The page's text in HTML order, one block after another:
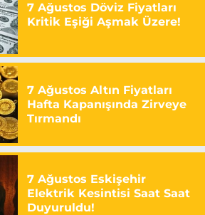
7 Ağustos Döviz Fiyatları
Kritik Eşiği Aşmak Üzere!
7 Ağustos Altın Fiyatları
Hafta Kapanışında Zirveye
Tırmandı
7 Ağustos Eskişehir
Elektrik Kesintisi Saat Saat
Duyuruldu!